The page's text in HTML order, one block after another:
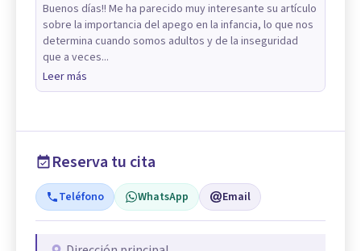
Buenos días!! Me ha parecido muy interesante su artículo
sobre la importancia del apego en la infancia, lo que nos
determina cuando somos adultos y de la inseguridad
que a veces...
Leer más
Reserva tu cita
Teléfono WhatsApp Email